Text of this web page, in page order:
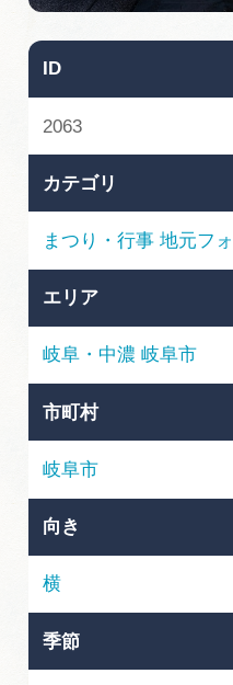
買い物・お土産
岐阜県アウトドア
岐阜県まるごと観
岐阜県観光データ
ID
2063
カテゴリ
まつり・行事 地元フ
エリア
岐阜・中濃 岐阜市
市町村
岐阜市
向き
横
季節